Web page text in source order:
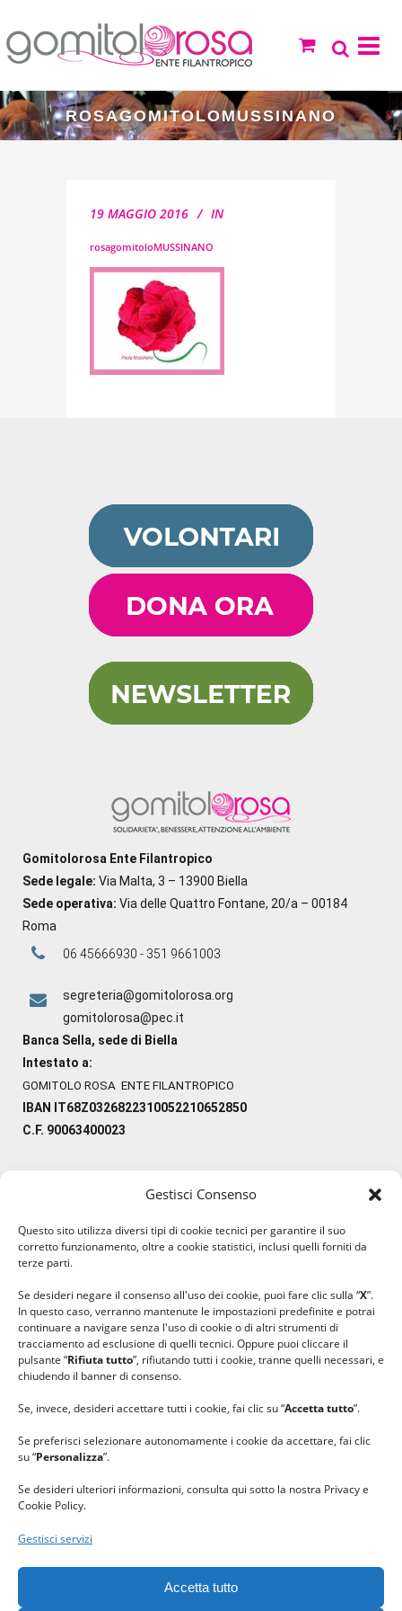
Gestisci Consenso
Questo sito utilizza diversi tipi di cookie tecnici per garantire il suo
corretto funzionamento, oltre a cookie statistici, inclusi quelli forniti da
terze parti.
Se desideri negare il consenso all'uso dei cookie, puoi fare clic sulla “X”.
In questo caso, verranno mantenute le impostazioni predefinite e potrai
continuare a navigare senza l'uso di cookie o di altri strumenti di
tracciamento ad esclusione di quelli tecnici. Oppure puoi cliccare il
pulsante “Rifiuta tutto”, rifiutando tutti i cookie, tranne quelli necessari, e
chiudendo il banner di consenso.
Se, invece, desideri accettare tutti i cookie, fai clic su “Accetta tutto”.
Se preferisci selezionare autonomamente i cookie da accettare, fai clic
su “Personalizza”.
Se desideri ulteriori informazioni, consulta qui sotto la nostra Privacy e
Cookie Policy.
Gestisci servizi
Accetta tutto
ROSAGOMITOLOMUSSINANO
19 MAGGIO 2016 IN
rosagomitoloMUSSINANO
Gomitolorosa Ente Filantropico
Sede legale: Via Malta, 3 – 13900 Biella
Sede operativa: Via delle Quattro Fontane, 20/a – 00184
Roma
06 45666930 - 351 9661003
segreteria@gomitolorosa.org
gomitolorosa@pec.it
Banca Sella, sede di Biella
Intestato a:
GOMITOLO ROSA ENTE FILANTROPICO
IBAN IT68Z0326822310052210652850
C.F. 90063400023
#lanaterapia
#ilcaloredellempatia